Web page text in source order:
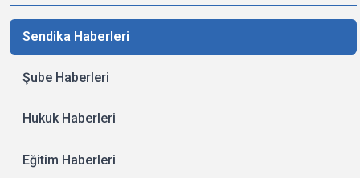
Sendika Haberleri
Şube Haberleri
Hukuk Haberleri
Eğitim Haberleri